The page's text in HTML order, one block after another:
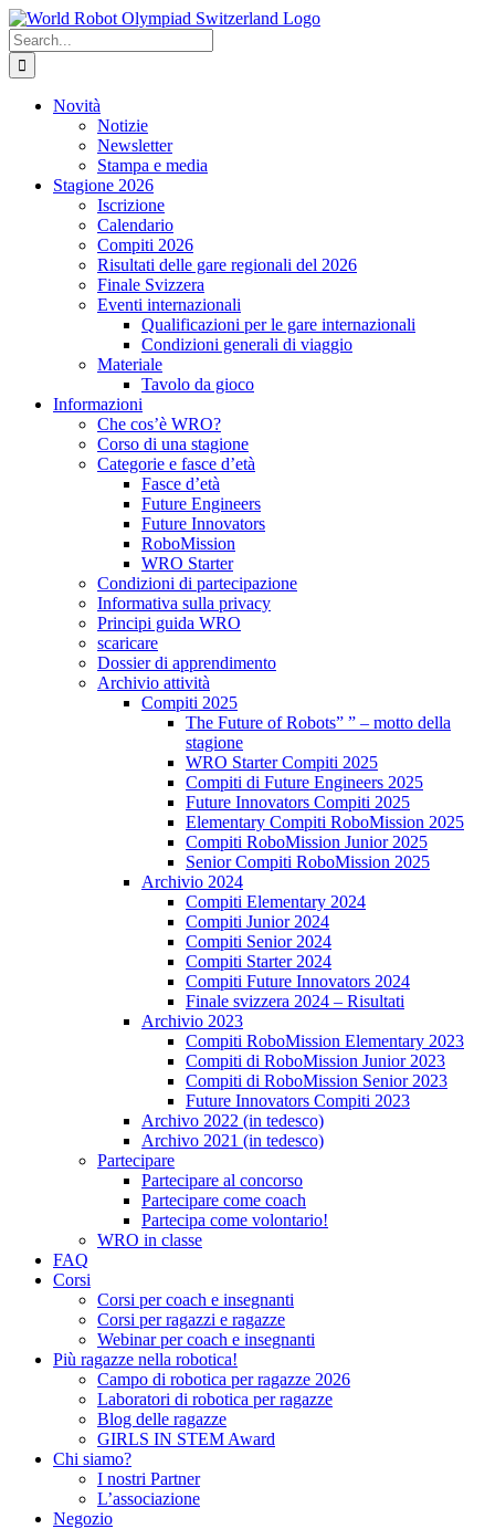
Skip
to
content
Search
for:
Novità
Notizie
Newsletter
Stampa e media
Stagione 2026
Iscrizione
Calendario
Compiti 2026
Risultati delle gare regionali del 2026
Finale Svizzera
Eventi internazionali
Qualificazioni per le gare internazionali
Condizioni generali di viaggio
Materiale
Tavolo da gioco
Informazioni
Che cos’è WRO?
Corso di una stagione
Categorie e fasce d’età
Fasce d’età
Future Engineers
Future Innovators
RoboMission
WRO Starter
Condizioni di partecipazione
Informativa sulla privacy
Principi guida WRO
scaricare
Dossier di apprendimento
Archivio attività
Compiti 2025
The Future of Robots” ” – motto della
stagione
WRO Starter Compiti 2025
Compiti di Future Engineers 2025
Future Innovators Compiti 2025
Elementary Compiti RoboMission 2025
Compiti RoboMission Junior 2025
Senior Compiti RoboMission 2025
Archivio 2024
Compiti Elementary 2024
Compiti Junior 2024
Compiti Senior 2024
Compiti Starter 2024
Compiti Future Innovators 2024
Finale svizzera 2024 – Risultati
Archivio 2023
Compiti RoboMission Elementary 2023
Compiti di RoboMission Junior 2023
Compiti di RoboMission Senior 2023
Future Innovators Compiti 2023
Archivo 2022 (in tedesco)
Archivo 2021 (in tedesco)
Partecipare
Partecipare al concorso
Partecipare come coach
Partecipa come volontario!
WRO in classe
FAQ
Corsi
Corsi per coach e insegnanti
Corsi per ragazzi e ragazze
Webinar per coach e insegnanti
Più ragazze nella robotica!
Campo di robotica per ragazze 2026
Laboratori di robotica per ragazze
Blog delle ragazze
GIRLS IN STEM Award
Chi siamo?
I nostri Partner
L’associazione
Negozio